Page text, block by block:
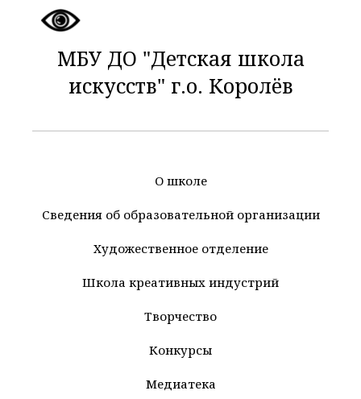
МБУ ДО "Детская школа
искусств" г.о. Королёв
О школе
Сведения об образовательной организации
Художественное отделение
Школа креативных индустрий
Творчество
Конкурсы
Медиатека